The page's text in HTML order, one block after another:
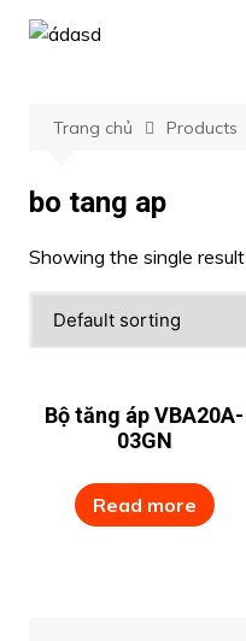
Chuyển
đến
Trang chủ Products
bo tang ap
Showing the single result
Bộ tăng áp VBA20A-
03GN
Read more